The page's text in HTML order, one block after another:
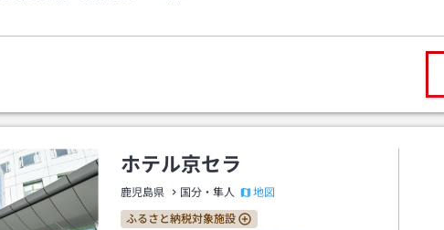
ホテル京セラ
鹿児島県 国分・隼人 地図
ふるさと納税対象施設